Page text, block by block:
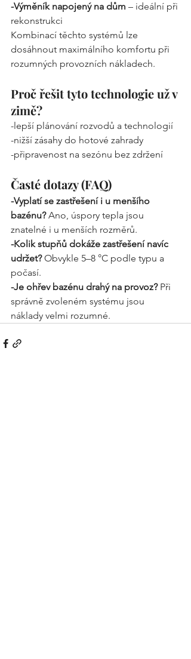
-Výměník napojený na dům – ideální při
rekonstrukci
Kombinací těchto systémů lze
dosáhnout maximálního komfortu při
rozumných provozních nákladech.
Proč řešit tyto technologie už v
zimě?
-lepší plánování rozvodů a technologií
-nižší zásahy do hotové zahrady
-připravenost na sezónu bez zdržení
Časté dotazy (FAQ)
-Vyplatí se zastřešení i u menšího
bazénu? Ano, úspory tepla jsou
znatelné i u menších rozměrů.
-Kolik stupňů dokáže zastřešení navíc
udržet? Obvykle 5–8 °C podle typu a
počasí.
-Je ohřev bazénu drahý na provoz? Při
správně zvoleném systému jsou
náklady velmi rozumné.